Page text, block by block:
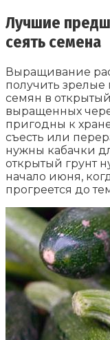
Лучшие
сеять семена
Выращивание
получить
семян в открытый
выращенных
пригодны к
съесть или
нужны кабачки
открытый грунт
начало июня,
прогреется до